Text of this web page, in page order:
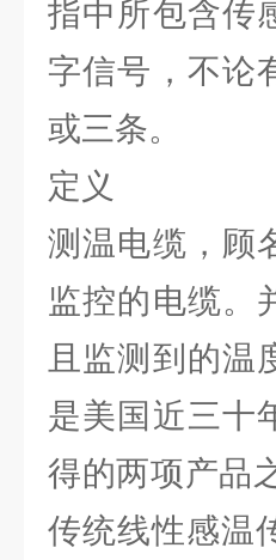
指中所包含传
字信号，不论
或三条。
定义
测温电缆，顾
监控的电缆。
且监测到的温
是美国近三十
得的两项产品
传统线性感温